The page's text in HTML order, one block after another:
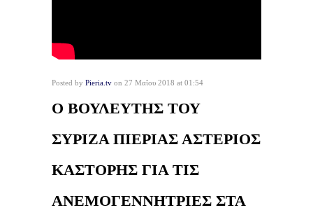
Posted by Pieria.tv on 27 Μαΐου 2018 at 01:54
Ο ΒΟΥΛΕΥΤΗΣ ΤΟΥ
ΣΥΡΙΖΑ ΠΙΕΡΙΑΣ ΑΣΤΕΡΙΟΣ
ΚΑΣΤΟΡΗΣ ΓΙΑ ΤΙΣ
ΑΝΕΜΟΓΕΝΝΗΤΡΙΕΣ ΣΤΑ